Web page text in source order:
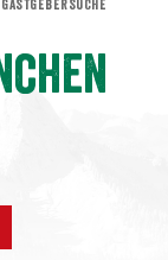
GASTGEBERSUCHE